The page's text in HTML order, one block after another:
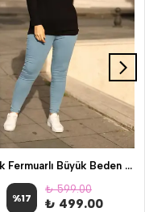
Klasik Fermuarlı Büyük Beden Siyah Bluz
%17
₺ 599.00
₺ 499.00